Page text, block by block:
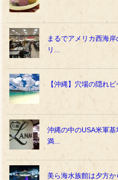
まるでアメリカ西海
リ...
【沖縄】穴場の隠れ
沖縄の中のUSA米軍
満...
美ら海水族館は夕方